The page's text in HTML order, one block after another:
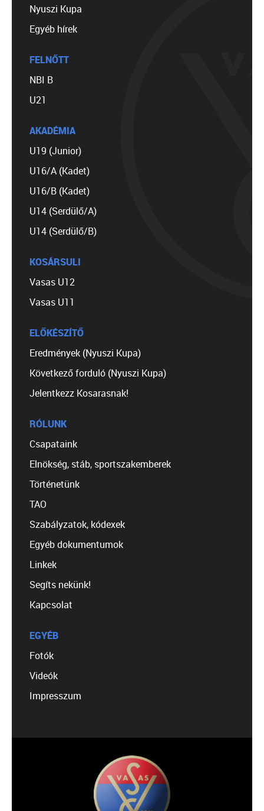
Nyuszi Kupa
Egyéb hírek
FELNŐTT
NBI B
U21
AKADÉMIA
U19 (Junior)
U16/A (Kadet)
U16/B (Kadet)
U14 (Serdülő/A)
U14 (Serdülő/B)
KOSÁRSULI
Vasas U12
Vasas U11
ELŐKÉSZÍTŐ
Eredmények (Nyuszi Kupa)
Következő forduló (Nyuszi Kupa)
Jelentkezz Kosarasnak!
RÓLUNK
Csapataink
Elnökség, stáb, sportszakemberek
Történetünk
TAO
Szabályzatok, kódexek
Egyéb dokumentumok
Linkek
Segíts nekünk!
Kapcsolat
EGYÉB
Fotók
Videók
Impresszum